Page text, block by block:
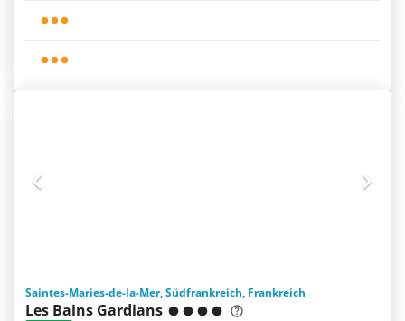
Saintes-Maries-de-la-Mer, Südfrankreich, Frankreich
Les Bains Gardians